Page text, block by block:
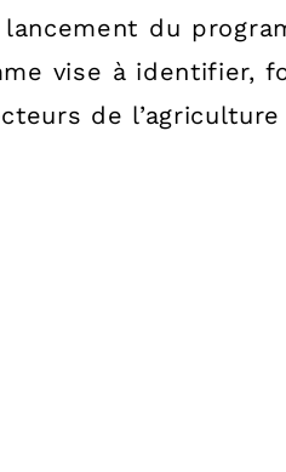
du
vise à identifier,
de